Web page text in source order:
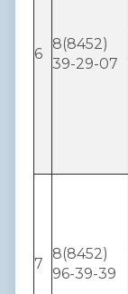
6
8(8452)
39-29-07
7
8(8452)
96-39-39